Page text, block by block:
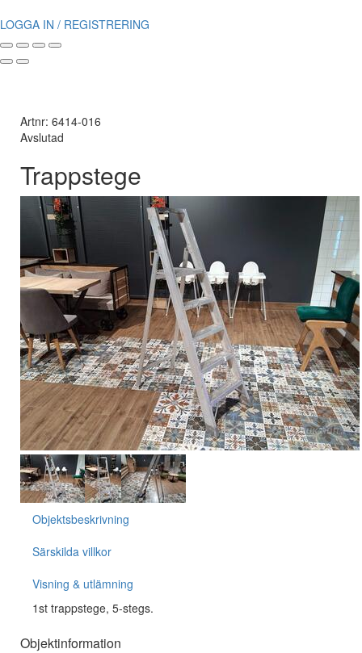
LOGGA IN / REGISTRERING
Artnr: 6414-016
Avslutad
Trappstege
Objektsbeskrivning
Särskilda villkor
Visning & utlämning
1st trappstege, 5-stegs.
Objektinformation